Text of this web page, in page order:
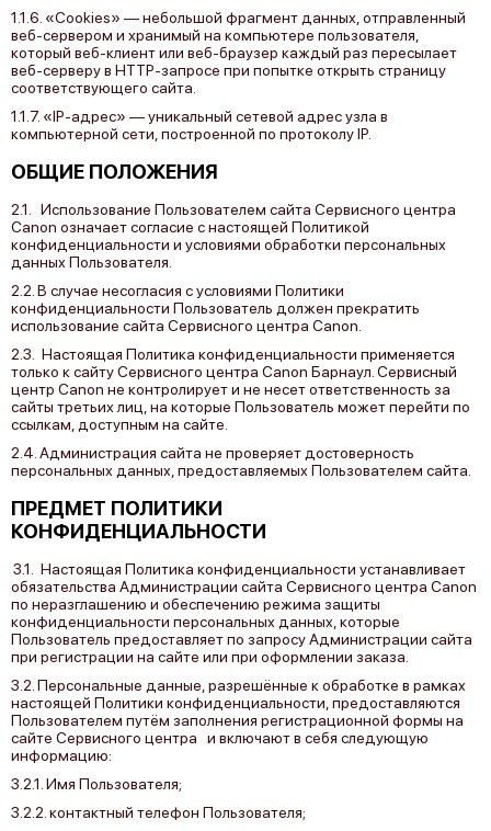
1.1.6. «Cookies» — небольшой фрагмент данных, отправленный
веб-сервером и хранимый на компьютере пользователя,
который веб-клиент или веб-браузер каждый раз пересылает
веб-серверу в HTTP-запросе при попытке открыть страницу
соответствующего сайта.
1.1.7. «IP-адрес» — уникальный сетевой адрес узла в
компьютерной сети, построенной по протоколу IP.
ОБЩИЕ ПОЛОЖЕНИЯ
2.1. Использование Пользователем сайта Сервисного центра
Canon означает согласие с настоящей Политикой
конфиденциальности и условиями обработки персональных
данных Пользователя.
2.2. В случае несогласия с условиями Политики
конфиденциальности Пользователь должен прекратить
использование сайта Сервисного центра Canon.
2.3. Настоящая Политика конфиденциальности применяется
только к сайту Сервисного центра Canon Барнаул. Сервисный
центр Canon не контролирует и не несет ответственность за
сайты третьих лиц, на которые Пользователь может перейти по
ссылкам, доступным на сайте.
2.4. Администрация сайта не проверяет достоверность
персональных данных, предоставляемых Пользователем сайта.
ПРЕДМЕТ ПОЛИТИКИ
КОНФИДЕНЦИАЛЬНОСТИ
3.1. Настоящая Политика конфиденциальности устанавливает
обязательства Администрации сайта Сервисного центра Canon
по неразглашению и обеспечению режима защиты
конфиденциальности персональных данных, которые
Пользователь предоставляет по запросу Администрации сайта
при регистрации на сайте или при оформлении заказа.
3.2. Персональные данные, разрешённые к обработке в рамках
настоящей Политики конфиденциальности, предоставляются
Пользователем путём заполнения регистрационной формы на
cайте Сервисного центра и включают в себя следующую
информацию:
3.2.1. Имя Пользователя;
3.2.2. контактный телефон Пользователя;